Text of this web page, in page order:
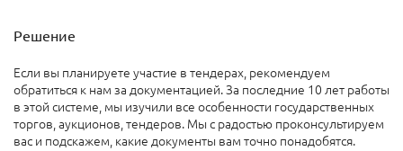
Решение
Если вы планируете участие в тендерах, рекомендуем
обратиться к нам за документацией. За последние 10 лет работы
в этой системе, мы изучили все особенности государственных
торгов, аукционов, тендеров. Мы с радостью проконсультируем
вас и подскажем, какие документы вам точно понадобятся.